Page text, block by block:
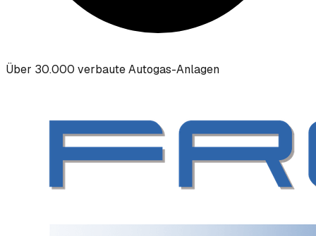
Über 30.000 verbaute Autogas-Anlagen